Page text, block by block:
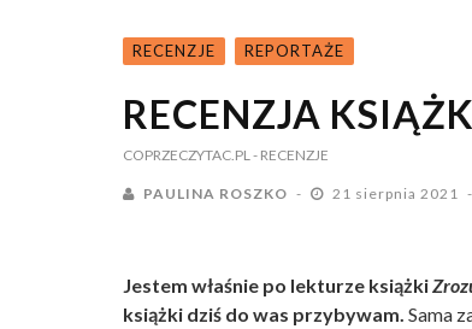
RECENZJE REPORTAŻE
RECENZJA
COPRZECZYTAC.PL- RECENZJE
PAULINA ROSZKO 21 sierpnia 2021
Jestem właśnie po lekturze książki
książki dziś do was przybywam. Sama